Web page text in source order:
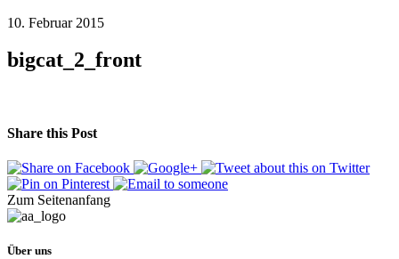
10. Februar 2015
bigcat_2_front
Share this Post
Zum Seitenanfang
Über uns